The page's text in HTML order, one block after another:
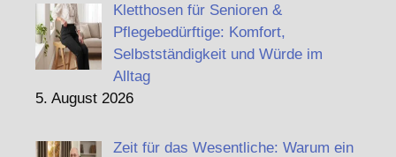
Kletthosen für Senioren &
Pflegebedürftige: Komfort,
Selbstständigkeit und Würde im
Alltag
5. August 2026
Zeit für das Wesentliche: Warum ein